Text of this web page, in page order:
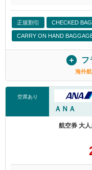
正規割引 CHECKED
CARRY ON HAND
フ
海外
空席あり
ＡＮＡ
航空券 大